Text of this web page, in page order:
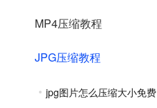
MP4压缩教程
JPG压缩教程
jpg图片怎么压缩大小免费